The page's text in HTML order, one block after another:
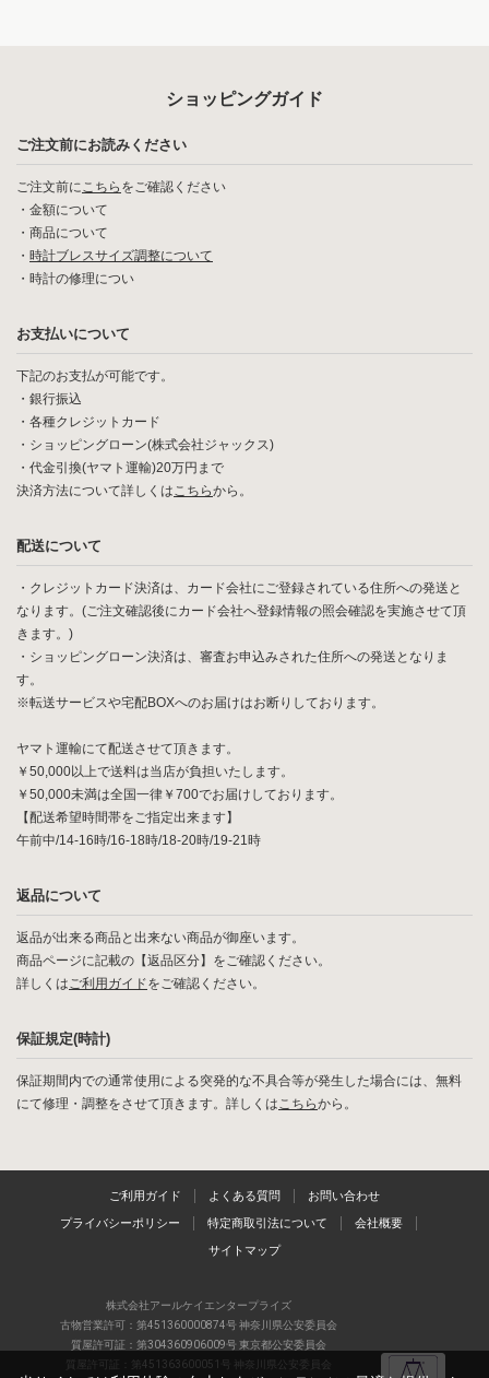
ショッピングガイド
ご注文前にお読みください
ご注文前にこちら をご確認ください
・ 金額について
・ 商品について
・ 時計ブレスサイズ調整について
・ 時計の修理につい
お支払いについて
下記のお支払が可能です。
・銀行振込
・各種クレジットカード
・ショッピングローン(株式会社ジャックス)
・代金引換(ヤマト運輸)20万円まで
決済方法について詳しくはこちらから。
配送について
・クレジットカード決済は、カード会社にご登録されている住所への発送と
なります。(ご注文確認後にカード会社へ登録情報の照会確認を実施させて頂
きます。)
・ショッピングローン決済は、審査お申込みされた住所への発送となりま
す。
※転送サービスや宅配BOXへのお届けはお断りしております。
ヤマト運輸にて配送させて頂きます。
￥50,000以上で送料は当店が負担いたします。
￥50,000未満は全国一律￥700でお届けしております。
【配送希望時間帯をご指定出来ます】
午前中/14-16時/16-18時/18-20時/19-21時
返品について
返品が出来る商品と出来ない商品が御座います。
商品ページに記載の【返品区分】をご確認ください。
詳しくはご利用ガイドをご確認ください。
保証規定(時計)
保証期間内での通常使用による突発的な不具合等が発生した場合には、無料
にて修理・調整をさせて頂きます。詳しくはこちらから。
ご利用ガイド よくある質問 お問い合わせ
プライバシーポリシー 特定商取引法について 会社概要
サイトマップ
株式会社アールケイエンタープライズ
古物営業許可：第451360000874号 神奈川県公安委員会
質屋許可証：第304360906009号 東京都公安委員会
質屋許可証：第451363600051号 神奈川県公安委員会